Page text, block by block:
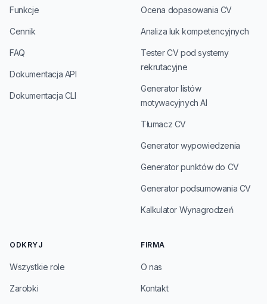
Funkcje
Cennik
FAQ
Dokumentacja API
Dokumentacja CLI
Ocena dopasowania CV
Analiza luk kompetencyjnych
Tester CV pod systemy
rekrutacyjne
Generator listów
motywacyjnych AI
Tłumacz CV
Generator wypowiedzenia
Generator punktów do CV
Generator podsumowania CV
Kalkulator Wynagrodzeń
ODKRYJ
Wszystkie role
Zarobki
FIRMA
O nas
Kontakt